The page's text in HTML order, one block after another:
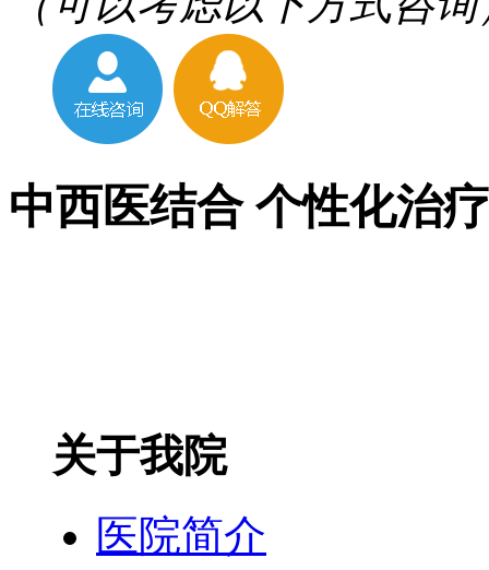
中西医结合 个性化治
关于我院
医院简介